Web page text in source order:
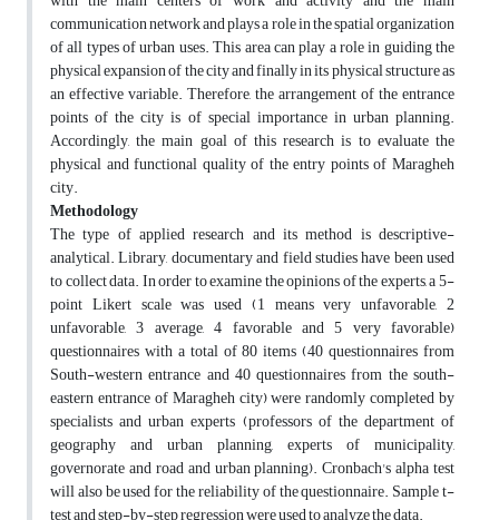
communication network and plays a role in the spatial organization
of all types of urban uses. This area can play a role in guiding the
physical expansion of the city and finally in its physical structure as
an effective variable. Therefore, the arrangement of the entrance
points of the city is of special importance in urban planning.
Accordingly, the main goal of this research is to evaluate the
physical and functional quality of the entry points of Maragheh
city.
Methodology
The type of applied research and its method is descriptive-
analytical. Library, documentary and field studies have been used
to collect data. In order to examine the opinions of the experts, a 5-
point Likert scale was used (1 means very unfavorable, 2
unfavorable, 3 average, 4 favorable and 5 very favorable)
questionnaires with a total of 80 items (40 questionnaires from
South-western entrance and 40 questionnaires from the south-
eastern entrance of Maragheh city) were randomly completed by
specialists and urban experts (professors of the department of
geography and urban planning, experts of municipality,
governorate and road and urban planning). Cronbach's alpha test
will also be used for the reliability of the questionnaire. Sample t-